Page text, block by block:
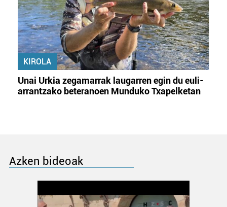
KIROLA
Unai Urkia zegamarrak laugarren egin du euli-
arrantzako beteranoen Munduko Txapelketan
Azken bideoak